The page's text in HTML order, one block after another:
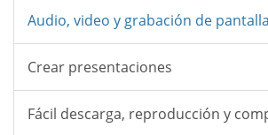
Audio, video y grabación de
Crear presentaciones
Fácil descarga, reproducción y